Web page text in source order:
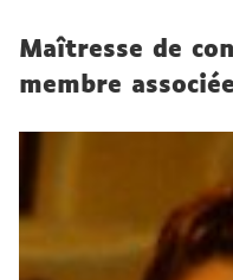
Membres
associé.es
Maîtresse de
membre